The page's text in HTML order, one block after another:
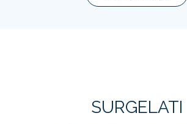
SURGELATI